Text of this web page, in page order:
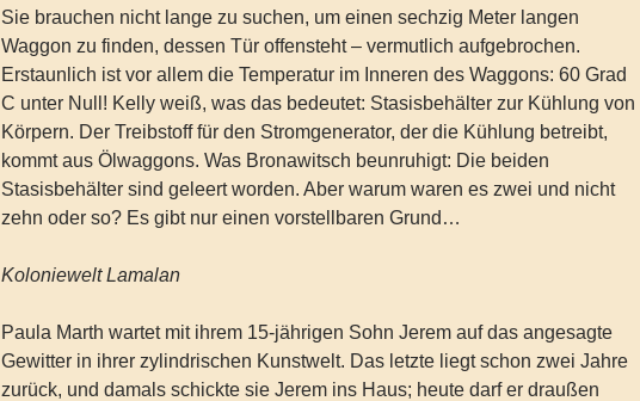
Sie brauchen nicht lange zu suchen, um einen sechzig Meter langen
Waggon zu finden, dessen Tür offensteht – vermutlich aufgebrochen.
Erstaunlich ist vor allem die Temperatur im Inneren des Waggons: 60 Grad
C unter Null! Kelly weiß, was das bedeutet: Stasisbehälter zur Kühlung von
Körpern. Der Treibstoff für den Stromgenerator, der die Kühlung betreibt,
kommt aus Ölwaggons. Was Bronawitsch beunruhigt: Die beiden
Stasisbehälter sind geleert worden. Aber warum waren es zwei und nicht
zehn oder so? Es gibt nur einen vorstellbaren Grund…
Koloniewelt Lamalan
Paula Marth wartet mit ihrem 15-jährigen Sohn Jerem auf das angesagte
Gewitter in ihrer zylindrischen Kunstwelt. Das letzte liegt schon zwei Jahre
zurück, und damals schickte sie Jerem ins Haus; heute darf er draußen